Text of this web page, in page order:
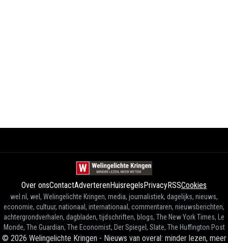
Over onsContactAdverterenHuisregelsPrivacyRSSCookies
wel.nl, wel, Welingelichte Kringen, media, journalistiek, dagelijks, nieuws,
economie, cultuur, nationaal, internationaal, commentaren, nieuwsberichten,
achtergrondverhalen, dagbladen, tijdschriften, blogs, The New York Times, Le
Monde, The Guardian, The Economist, Der Spiegel, Slate, The Huffington Post
© 2026 Welingelichte Kringen - Nieuws van overal: minder lezen, meer